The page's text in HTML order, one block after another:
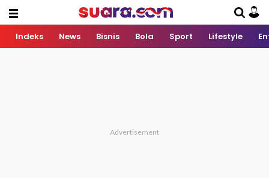
Indeks News Bisnis Bola Sport Lifestyle